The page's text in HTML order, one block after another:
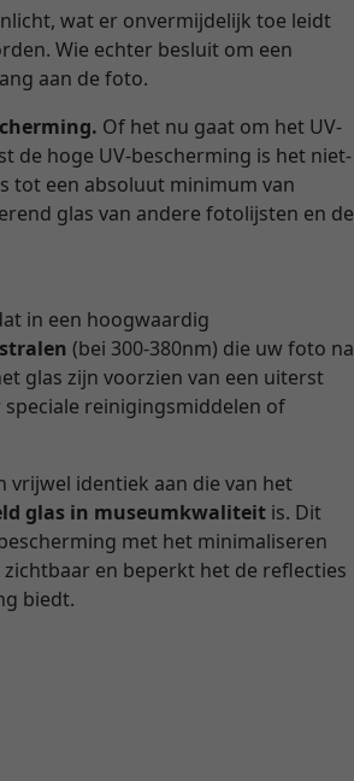
wat er onvermijdelijk toe leidt
Wie echter besluit om een
aan de foto.
Of het nu gaat om het UV-
de hoge UV-bescherming is het niet-
tot een absoluut minimum van
glas van andere fotolijsten en de
in een hoogwaardig
(bei 300-380nm) die uw foto na
glas zijn voorzien van een uiterst
reinigingsmiddelen of
vrijwel identiek aan die van het
glas in museumkwaliteit is. Dit
met het minimaliseren
en beperkt het de reflecties
biedt.